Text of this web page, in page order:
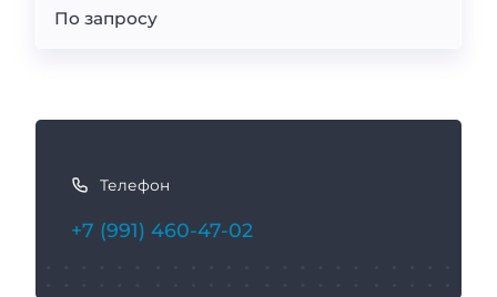
По запросу
Телефон
+7 (991) 460-47-02